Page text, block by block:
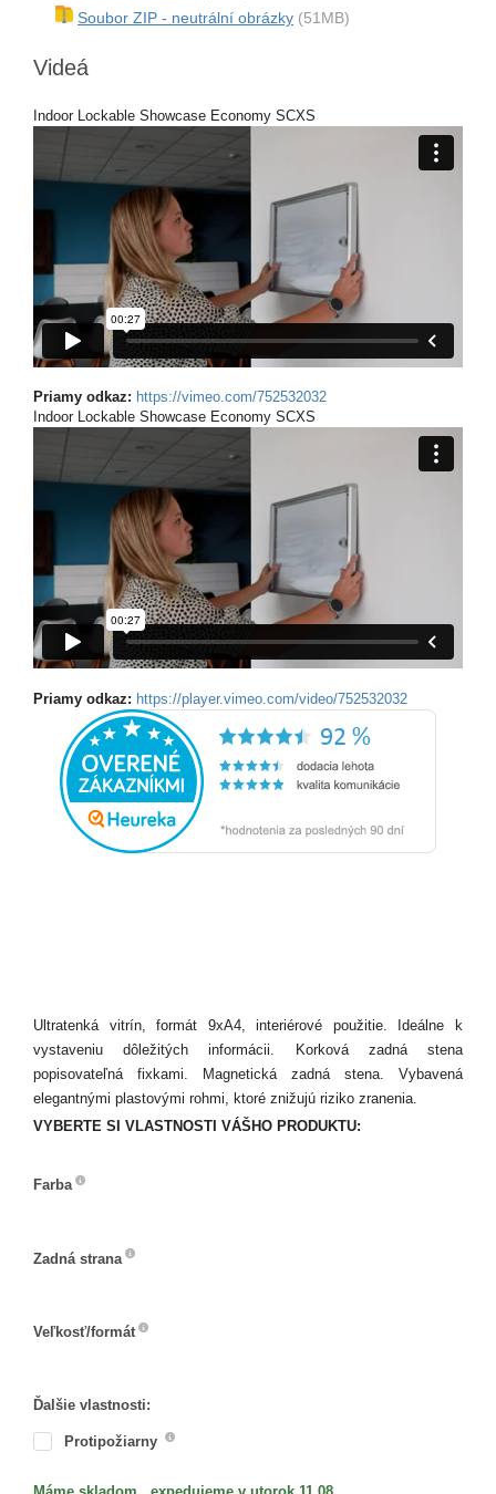
Soubor ZIP - neutrální obrázky (51MB)
Videá
Indoor Lockable Showcase Economy SCXS
Priamy odkaz: https://vimeo.com/752532032
Indoor Lockable Showcase Economy SCXS
Priamy odkaz: https://player.vimeo.com/video/752532032
Ultratenká vitrín, formát 9xA4, interiérové použitie. Ideálne k
vystaveniu dôležitých informácii. Korková zadná stena
popisovateľná fixkami. Magnetická zadná stena. Vybavená
elegantnými plastovými rohmi, ktoré znižujú riziko zranenia.
VYBERTE SI VLASTNOSTI VÁŠHO PRODUKTU:
Farba
Zadná strana
Veľkosť/formát
Ďalšie vlastnosti:
Protipožiarny